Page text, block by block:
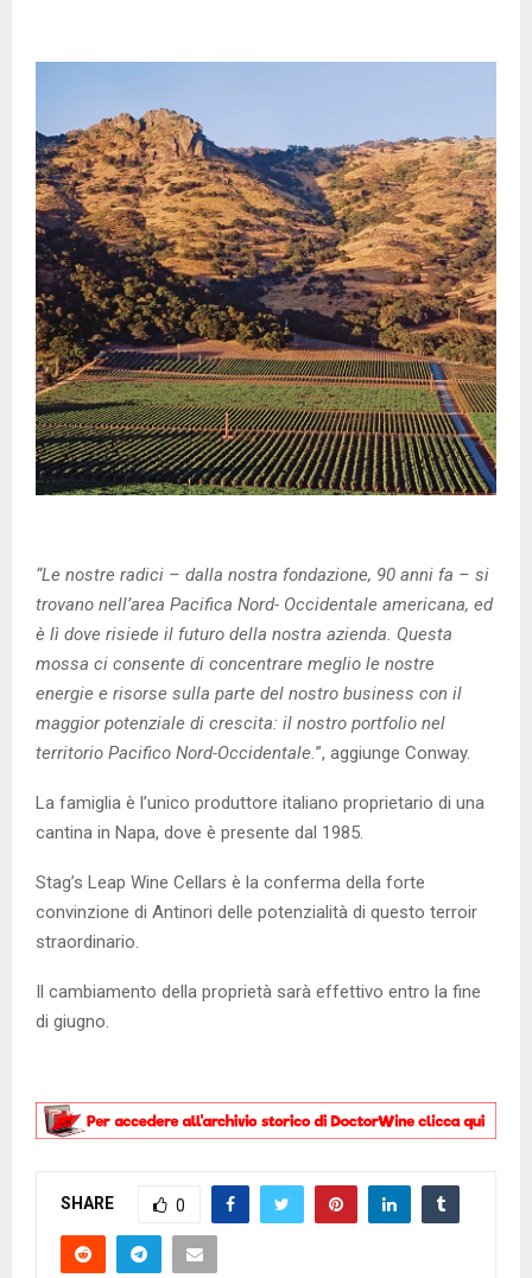
“Le nostre radici – dalla nostra fondazione, 90 anni fa – si
trovano nell’area Pacifica Nord- Occidentale americana, ed
è lì dove risiede il futuro della nostra azienda. Questa
mossa ci consente di concentrare meglio le nostre
energie e risorse sulla parte del nostro business con il
maggior potenziale di crescita: il nostro portfolio nel
territorio Pacifico Nord-Occidentale.”, aggiunge Conway.
La famiglia è l’unico produttore italiano proprietario di una
cantina in Napa, dove è presente dal 1985.
Stag’s Leap Wine Cellars è la conferma della forte
convinzione di Antinori delle potenzialità di questo terroir
straordinario.
Il cambiamento della proprietà sarà effettivo entro la fine
di giugno.
SHARE 0